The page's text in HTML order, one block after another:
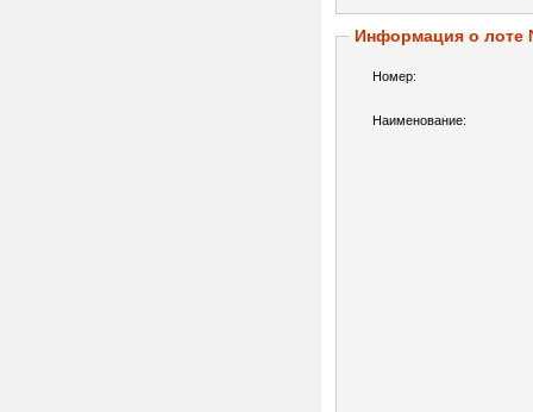
Информация о лоте
Номер:
Наименование: